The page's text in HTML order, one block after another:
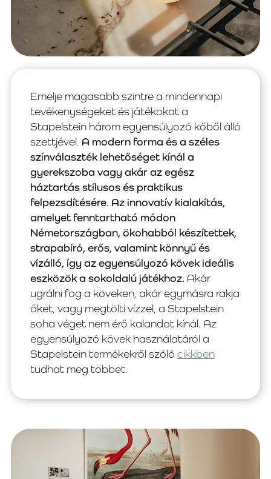
Emelje magasabb szintre a mindennapi
tevékenységeket és játékokat a
Stapelstein három egyensúlyozó kőből álló
szettjével. A modern forma és a széles
színválaszték lehetőséget kínál a
gyerekszoba vagy akár az egész
háztartás stílusos és praktikus
felpezsdítésére. Az innovatív kialakítás,
amelyet fenntartható módon
Németországban, ökohabból készítettek,
strapabíró, erős, valamint könnyű és
vízálló, így az egyensúlyozó kövek ideális
eszközök a sokoldalú játékhoz. Akár
ugrálni fog a köveken, akár egymásra rakja
őket, vagy megtölti vízzel, a Stapelstein
soha véget nem érő kalandot kínál. Az
egyensúlyozó kövek használatáról a
Stapelstein termékekről szóló cikkben
tudhat meg többet.